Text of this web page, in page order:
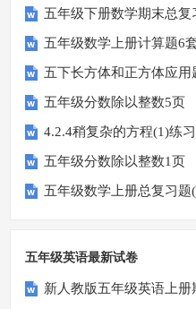
五年级下册数学期末总
五年级数学上册计算题6
五下长方体和正方体应用
五年级分数除以整数5页
4.2.4稍复杂的方程(1)练
五年级分数除以整数1页
五年级数学上册总复习题
五年级英语最新试卷
新人教版五年级英语上册